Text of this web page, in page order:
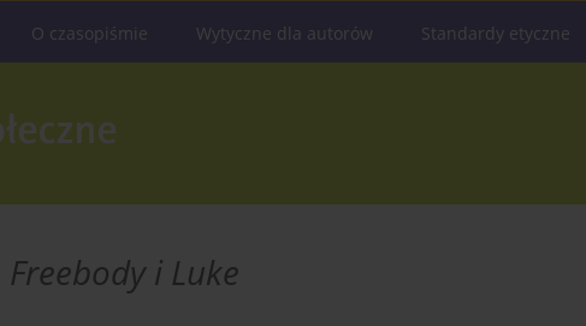
O czasopiśmie Wytyczne dla autorów Standardy etyczne
Freebody i Luke